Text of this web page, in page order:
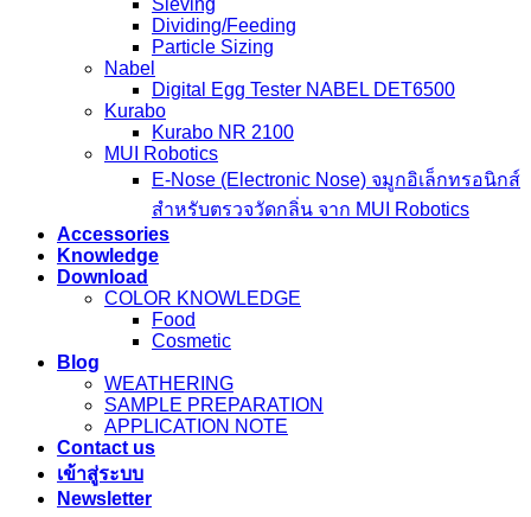
Sieving
Dividing/Feeding
Particle Sizing
Nabel
Digital Egg Tester NABEL DET6500
Kurabo
Kurabo NR 2100
MUI Robotics
E‑Nose (Electronic Nose) จมูกอิเล็กทรอนิกส์
สำหรับตรวจวัดกลิ่น จาก MUI Robotics
Accessories
Knowledge
Download
COLOR KNOWLEDGE
Food
Cosmetic
Blog
WEATHERING
SAMPLE PREPARATION
APPLICATION NOTE
Contact us
เข้าสู่ระบบ
Newsletter